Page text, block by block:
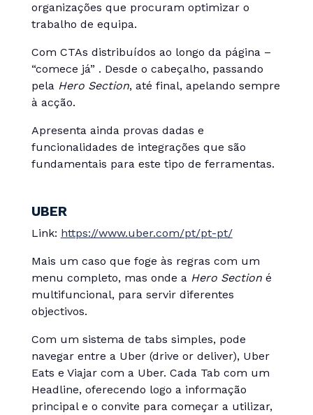
organizações que procuram optimizar o
trabalho de equipa.
Com CTAs distribuídos ao longo da página –
“comece já” . Desde o cabeçalho, passando
pela Hero Section, até final, apelando sempre
à acção.
Apresenta ainda provas dadas e
funcionalidades de integrações que são
fundamentais para este tipo de ferramentas.
UBER
Link: https://www.uber.com/pt/pt-pt/
Mais um caso que foge às regras com um
menu completo, mas onde a Hero Sectioné
multifuncional, para servir diferentes
objectivos.
Com um sistema de tabs simples, pode
navegar entre a Uber (drive or deliver), Uber
Eats e Viajar com a Uber. Cada Tab com um
Headline, oferecendo logo a informação
principal e o convite para começar a utilizar,